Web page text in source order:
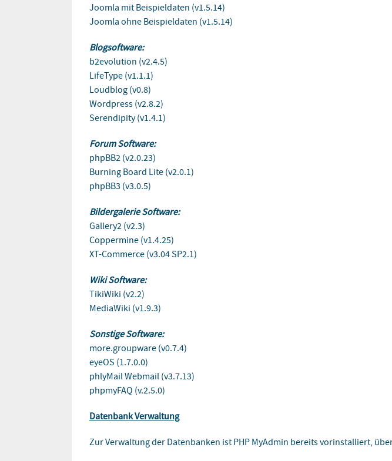
Joomla mit Beispieldaten (v1.5.14)
Joomla ohne Beispieldaten (v1.5.14)
Blogsoftware:
b2evolution (v2.4.5)
LifeType (v1.1.1)
Loudblog (v0.8)
Wordpress (v2.8.2)
Serendipity (v1.4.1)
Forum Software:
phpBB2 (v2.0.23)
Burning Board Lite (v2.0.1)
phpBB3 (v3.0.5)
Bildergalerie Software:
Gallery2 (v2.3)
Coppermine (v1.4.25)
XT-Commerce (v3.04 SP2.1)
Wiki Software:
TikiWiki (v2.2)
MediaWiki (v1.9.3)
Sonstige Software:
more.groupware (v0.7.4)
eyeOS (1.7.0.0)
phlyMail Webmail (v3.7.13)
phpmyFAQ (v.2.5.0)
Datenbank Verwaltung
Zur Verwaltung der Datenbanken ist PHP MyAdmin bereits vorinstalliert,